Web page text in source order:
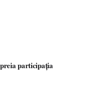
participația